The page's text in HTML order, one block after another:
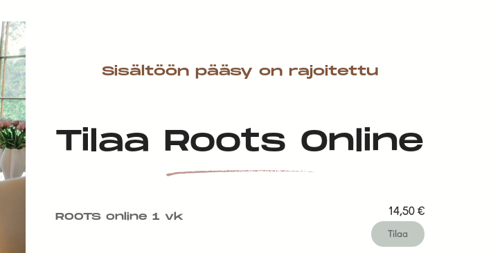
Sisältöön pääsy on rajoitettu
Tilaa Roots Online
ROOTS online 1 vk 14,50 €
Tilaa